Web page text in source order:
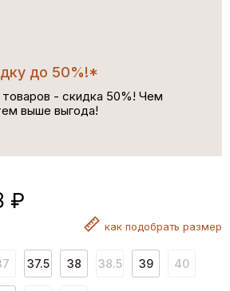
до 50%!*
- скидка 50%! Чем
выше выгода!
₽
как подобрать размер
37.5 38 38.5 39 40